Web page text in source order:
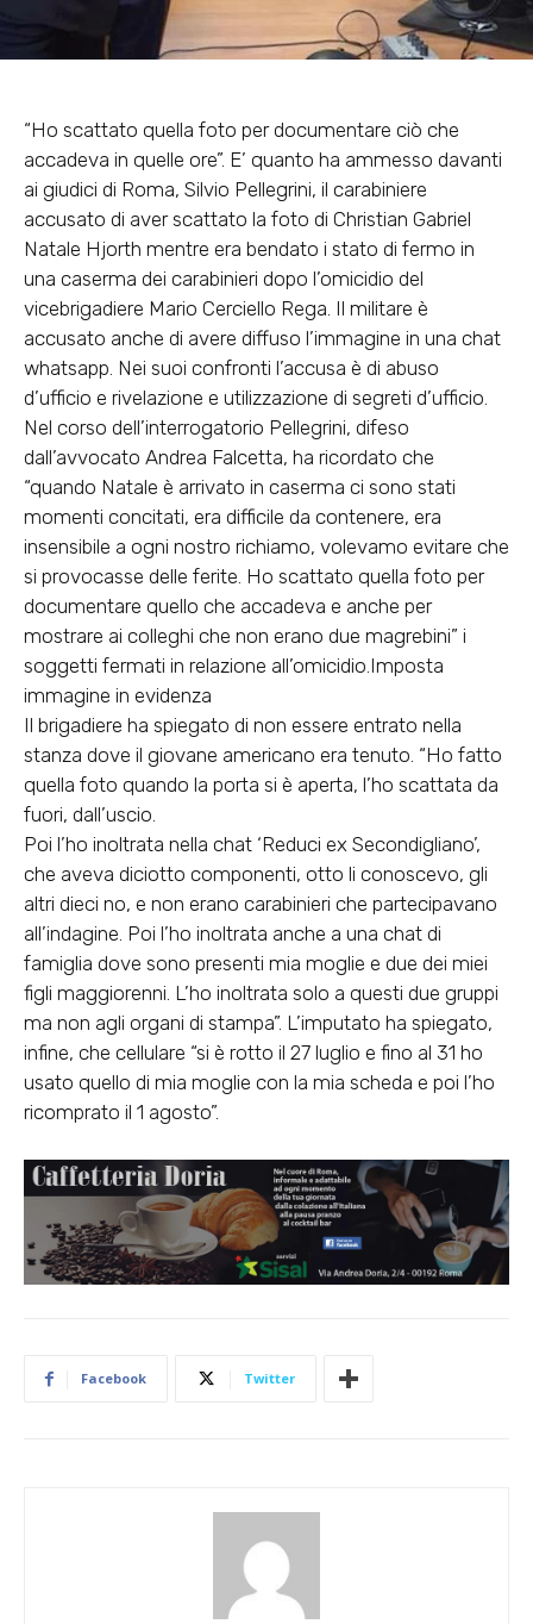
“Ho scattato quella foto per documentare ciò che
accadeva in quelle ore”. E’ quanto ha ammesso davanti
ai giudici di Roma, Silvio Pellegrini, il carabiniere
accusato di aver scattato la foto di Christian Gabriel
Natale Hjorth mentre era bendato i stato di fermo in
una caserma dei carabinieri dopo l’omicidio del
vicebrigadiere Mario Cerciello Rega. Il militare è
accusato anche di avere diffuso l’immagine in una chat
whatsapp. Nei suoi confronti l’accusa è di abuso
d’ufficio e rivelazione e utilizzazione di segreti d’ufficio.
Nel corso dell’interrogatorio Pellegrini, difeso
dall’avvocato Andrea Falcetta, ha ricordato che
“quando Natale è arrivato in caserma ci sono stati
momenti concitati, era difficile da contenere, era
insensibile a ogni nostro richiamo, volevamo evitare che
si provocasse delle ferite. Ho scattato quella foto per
documentare quello che accadeva e anche per
mostrare ai colleghi che non erano due magrebini” i
soggetti fermati in relazione all’omicidio.Imposta
immagine in evidenza
Il brigadiere ha spiegato di non essere entrato nella
stanza dove il giovane americano era tenuto. “Ho fatto
quella foto quando la porta si è aperta, l’ho scattata da
fuori, dall’uscio.
Poi l’ho inoltrata nella chat ‘Reduci ex Secondigliano’,
che aveva diciotto componenti, otto li conoscevo, gli
altri dieci no, e non erano carabinieri che partecipavano
all’indagine. Poi l’ho inoltrata anche a una chat di
famiglia dove sono presenti mia moglie e due dei miei
figli maggiorenni. L’ho inoltrata solo a questi due gruppi
ma non agli organi di stampa”. L’imputato ha spiegato,
infine, che cellulare “si è rotto il 27 luglio e fino al 31 ho
usato quello di mia moglie con la mia scheda e poi l’ho
ricomprato il 1 agosto”.
Facebook Twitter